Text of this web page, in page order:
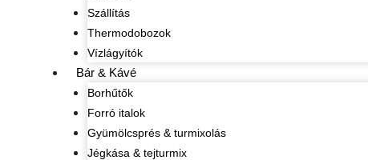
Szállítás
Thermodobozok
Vízlágyítók
Bár & Kávé
Borhűtők
Forró italok
Gyümölcsprés & turmixolás
Jégkása & tejturmix